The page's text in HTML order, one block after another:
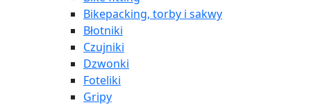
Bikepacking, torby i sakwy
Błotniki
Czujniki
Dzwonki
Foteliki
Gripy